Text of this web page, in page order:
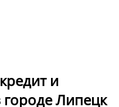
и
городе Липецк